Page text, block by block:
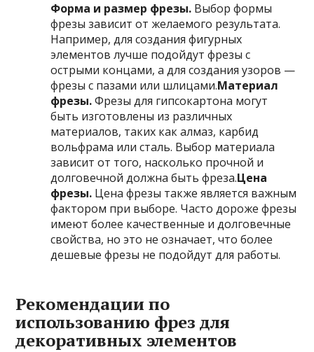
Форма и размер фрезы. Выбор формы
фрезы зависит от желаемого результата.
Например, для создания фигурных
элементов лучше подойдут фрезы с
острыми концами, а для создания узоров —
фрезы с пазами или шлицами.Материал
фрезы.Фрезы для гипсокартона могут
быть изготовлены из различных
материалов, таких как алмаз, карбид
вольфрама или сталь. Выбор материала
зависит от того, насколько прочной и
долговечной должна быть фреза.Цена
фрезы. Цена фрезы также является важным
фактором при выборе. Часто дороже фрезы
имеют более качественные и долговечные
свойства, но это не означает, что более
дешевые фрезы не подойдут для работы.
Рекомендации по
использованию фрез для
декоративных элементов